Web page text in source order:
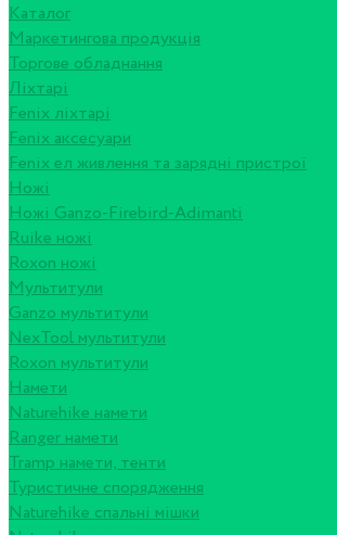
Каталог
Маркетингова продукція
Торгове обладнання
Ліхтарі
Fenix ліхтарі
Fenix аксесуари
Fenix ел живлення та зарядні пристрої
Ножі
Ножі Ganzo-Firebird-Adimanti
Ruike ножі
Roxon ножi
Мультитули
Ganzo мультитули
NexTool мультитули
Roxon мультитули
Намети
Naturehike намети
Ranger намети
Tramp намети, тенти
Туристичне спорядження
Naturehike спальні мішки